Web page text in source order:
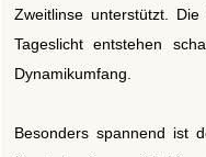
Zweitlinse unterstützt.
Tageslicht entstehen
Dynamikumfang.
Besonders spannend ist